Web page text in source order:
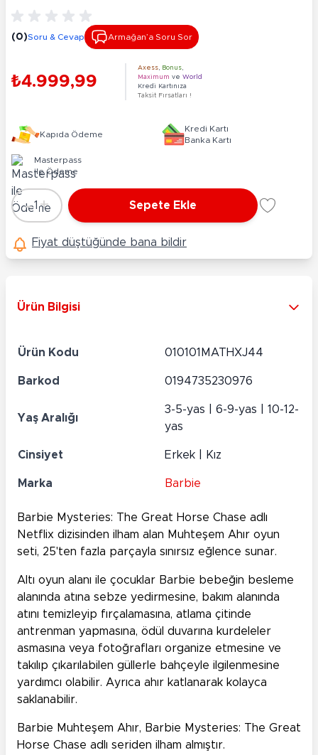
(0)Soru & Cevap Armağan’a Soru Sor
₺4.999,99
Axess Bonus
Maximum ve World
Kredi Kartınıza
Taksit Fırsatları !
Kapıda Ödeme
Kredi Kartı
Banka Kartı
Masterpass
ile Ödeme
Adet
-1 + Sepete Ekle
Fiyat düştüğünde bana bildir
Ürün Bilgisi
Ürün Kodu 010101MATHXJ44
Barkod 0194735230976
Yaş Aralığı
3-5-yas | 6-9-yas | 10-12-
yas
Cinsiyet Erkek | Kız
Marka Barbie
Barbie Mysteries: The Great Horse Chase adlı
Netflix dizisinden ilham alan Muhteşem Ahır oyun
seti, 25'ten fazla parçayla sınırsız eğlence sunar.
Altı oyun alanı ile çocuklar Barbie bebeğin besleme
alanında atına sebze yedirmesine, bakım alanında
atını temizleyip fırçalamasına, atlama çitinde
antrenman yapmasına, ödül duvarına kurdeleler
asmasına veya fotoğrafları organize etmesine ve
takılıp çıkarılabilen güllerle bahçeyle ilgilenmesine
yardımcı olabilir. Ayrıca ahır katlanarak kolayca
saklanabilir.
Barbie Muhteşem Ahır, Barbie Mysteries: The Great
Horse Chase adlı seriden ilham almıştır.